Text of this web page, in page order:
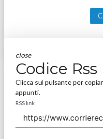
close
Codice Rss
Clicca sul pulsante per
appunti.
RSS link